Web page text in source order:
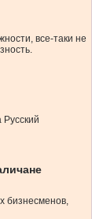
все-таки не
бизнесменов,